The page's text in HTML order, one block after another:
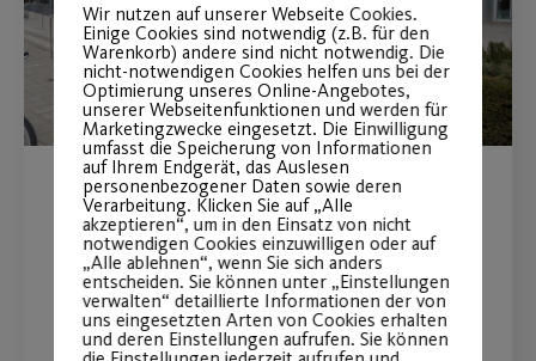
VR Bank Nürnberg und Post
SV Nürnberg verlängern das
Hauptsponsoring vorzeitig
bis 2024
Wir nutzen auf unserer Webseite Cookies.
Einige Cookies sind notwendig (z.B. für den
Warenkorb) andere sind nicht notwendig. Die
nicht-notwendigen Cookies helfen uns bei der
Optimierung unseres Online-Angebotes,
unserer Webseitenfunktionen und werden für
Marketingzwecke eingesetzt. Die Einwilligung
umfasst die Speicherung von Informationen
auf Ihrem Endgerät, das Auslesen
personenbezogener Daten sowie deren
Verarbeitung. Klicken Sie auf „Alle
akzeptieren“, um in den Einsatz von nicht
notwendigen Cookies einzuwilligen oder auf
„Alle ablehnen“, wenn Sie sich anders
entscheiden. Sie können unter „Einstellungen
verwalten“ detaillierte Informationen der von
uns eingesetzten Arten von Cookies erhalten
und deren Einstellungen aufrufen. Sie können